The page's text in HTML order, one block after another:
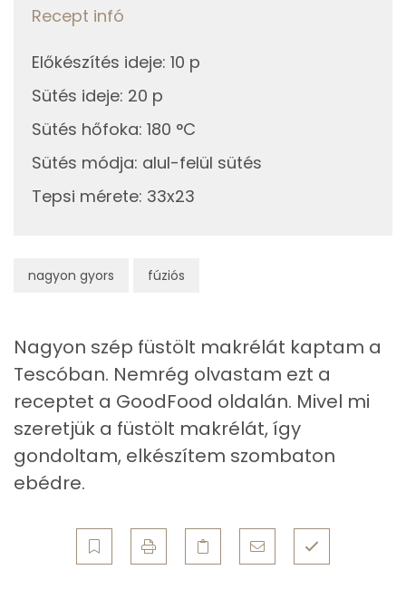
nagyon gyors fúziós
13g garnéla
4gvaj
Összesen
TOP vitaminok
C vitamin:
Niacin - B3 vitamin:
E vitamin:
D vitamin:
Fehérje
Zsír
Összesen
22 g
Telített zsírsav
6 g
Egyszeresen telítetlen zsírsav:
Többszörösen telítetlen zsírsav
5 g
Recept infó
Előkészítés ideje: 10 p
Sütés ideje: 20 p
Sütés hőfoka: 180 °C
Sütés módja: alul-felül sütés
Tepsi mérete: 33x23
Nagyon szép füstölt makrélát kaptam a
Tescóban. Nemrég olvastam ezt a
receptet a GoodFood oldalán. Mivel mi
szeretjük a füstölt makrélát, így
gondoltam, elkészítem szombaton
ebédre.